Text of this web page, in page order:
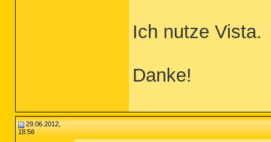
Ich nutze Vista.
Danke!
29.06.2012,
18:56